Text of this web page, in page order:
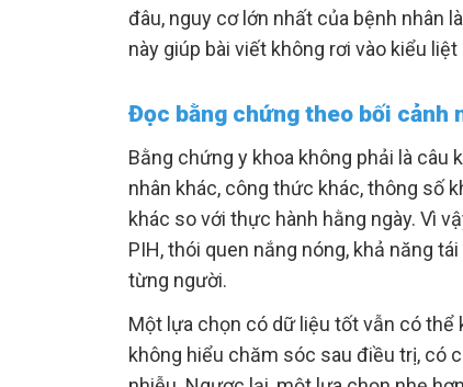
đâu, nguy cơ lớn nhất của bệnh nhân
này giúp bài viết không rơi vào kiểu
Đọc bằng chứng theo bối cảnh
Bằng chứng y khoa không phải là
nhân khác, công thức khác, thông số
khác so với thực hành hằng ngày. Vì
PIH, thói quen nắng nóng, khả năng
từng người.
Một lựa chọn có dữ liệu tốt vẫn có thể
không hiểu chăm sóc sau điều trị, có